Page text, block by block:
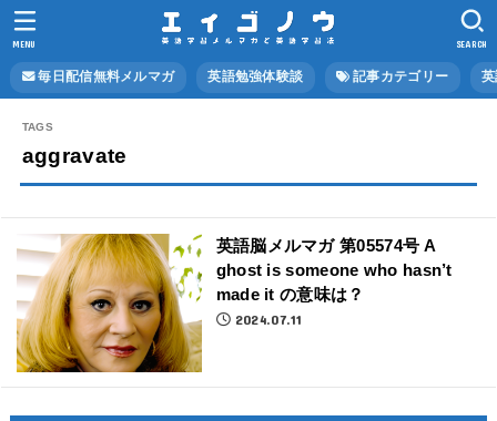
毎日配信無料メルマガ 英語勉強体験談 記事カテゴリー
SEARCH
MENU
aggravate
英語脳メルマガ 第05574号 A
ghost is someone who hasn’t
made it の意味は？
2024.07.11